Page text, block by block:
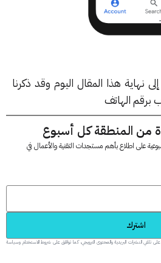
هذا المقال اليوم وقد ذكرنا
الهاتف
المنطقة كل أسبوع
اطلاع بأهم مستجدات التقنية والأعمال في
18 عاماً وتوافق على تلقي النشرات البريدية والمحتوى الترويجي، كما توافق على شروط الاستخدام وسياسة